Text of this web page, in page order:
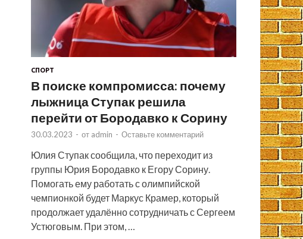
СПОРТ
В поиске компромисса: почему
лыжница Ступак решила
перейти от Бородавко к Сорину
30.03.2023 - от admin - Оставьте комментарий
Юлия Ступак сообщила, что переходит из
группы Юрия Бородавко к Егору Сорину.
Помогать ему работать с олимпийской
чемпионкой будет Маркус Крамер, который
продолжает удалённо сотрудничать с Сергеем
Устюговым. При этом, …